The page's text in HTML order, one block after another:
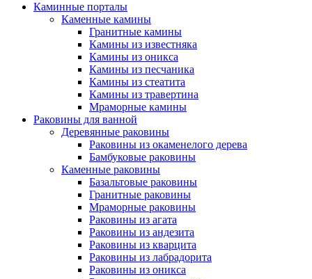
Каминные порталы
Каменные камины
Гранитные камины
Камины из известняка
Камины из оникса
Камины из песчаника
Камины из стеатита
Камины из травертина
Мраморные камины
Раковины для ванной
Деревянные раковины
Раковины из окаменелого дерева
Бамбуковые раковины
Каменные раковины
Базальтовые раковины
Гранитные раковины
Мраморные раковины
Раковины из агата
Раковины из андезита
Раковины из кварцита
Раковины из лабрадорита
Раковины из оникса